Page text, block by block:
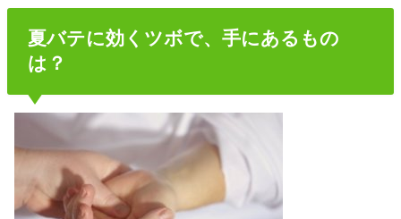
夏バテに効くツボで、手にあるもの
は？